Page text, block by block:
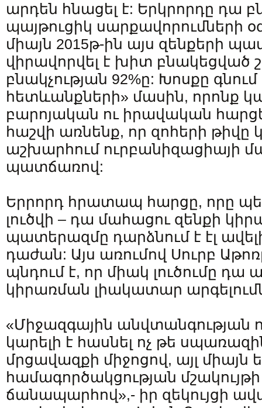
արդեն հնացել է: Երկրորդը դա
պայթուցիկ սարքավորումների
միայն 2015թ-ին այս զենքերի
վիրավորվել է խիտ բնակեցված
բնակչության 92%ը: Խոսքը
հետևանքների» մասին, որոնք
բարոյական ու իրավական
հաշվի առնենք, որ զոհերի թիվը
աշխարհում ուրբանիզացիայի
պատճառով:
Երրորդ հրատապ հարցը, որը
լուծվի – դա մահացու զենքի
պատերազմը դարձնում է էլ
դաժան: Այս առումով Սուրբ
պնդում է, որ միակ լուծումը դա
կիրառման լիակատար
«Միջազգային անվտանգության
կարելի է հասնել ոչ թե
մրցավազքի միջոցով, այլ միայն
համագործակցության
ճանապարհով»,- իր զեկույցի